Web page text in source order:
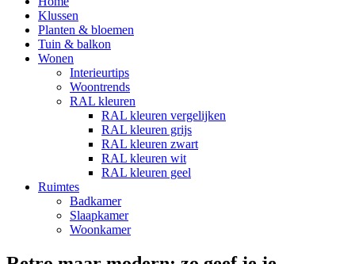
Klussen
Planten & bloemen
Tuin & balkon
Wonen
Interieurtips
Woontrends
RAL kleuren
RAL kleuren vergelijken
RAL kleuren grijs
RAL kleuren zwart
RAL kleuren wit
RAL kleuren geel
Ruimtes
Badkamer
Slaapkamer
Woonkamer